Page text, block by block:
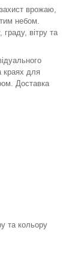
врожаю,
небом.
вітру та
краях для
Доставка
та кольору